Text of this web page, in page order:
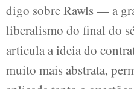
digo sobre Rawls — a
liberalismo do final do
articula a ideia do
muito mais abstrata,